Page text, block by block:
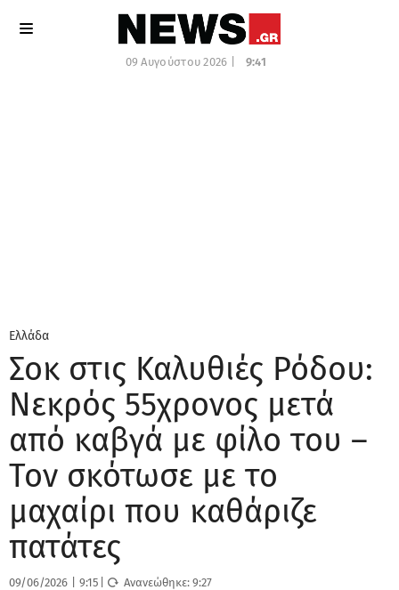
09 Αυγούστου 2026 | 9:41
Ελλάδα
Σοκ στις Καλυθιές Ρόδου:
Νεκρός 55χρονος μετά
από καβγά με φίλο του –
Τον σκότωσε με το
μαχαίρι που καθάριζε
πατάτες
09/06/2026 9:15 Ανανεώθηκε:9:27